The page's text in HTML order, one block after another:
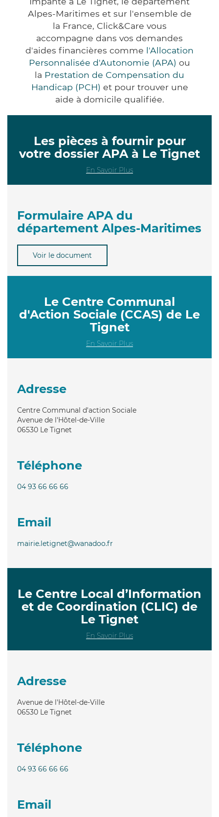
Alpes-Maritimes et sur l'ensemble de
la France, Click&Care vous
accompagne dans vos demandes
d'aides financières comme l'Allocation
Personnalisée d'Autonomie (APA) ou
la Prestation de Compensation du
Handicap (PCH) et pour trouver une
aide à domicile qualifiée.
Les pièces à fournir pour
votre dossier APA à Le Tignet
En Savoir Plus
Formulaire APA du
département Alpes-Maritimes
Voir le document
Le Centre Communal
d'Action Sociale (CCAS) de Le
Tignet
En Savoir Plus
Adresse
Centre Communal d'action Sociale
Avenue de l'Hôtel-de-Ville
06530 Le Tignet
Téléphone
04 93 66 66 66
Email
mairie.letignet@wanadoo.fr
Le Centre Local d’Information
et de Coordination (CLIC) de
Le Tignet
En Savoir Plus
Adresse
Avenue de l'Hôtel-de-Ville
06530 Le Tignet
Téléphone
04 93 66 66 66
Email